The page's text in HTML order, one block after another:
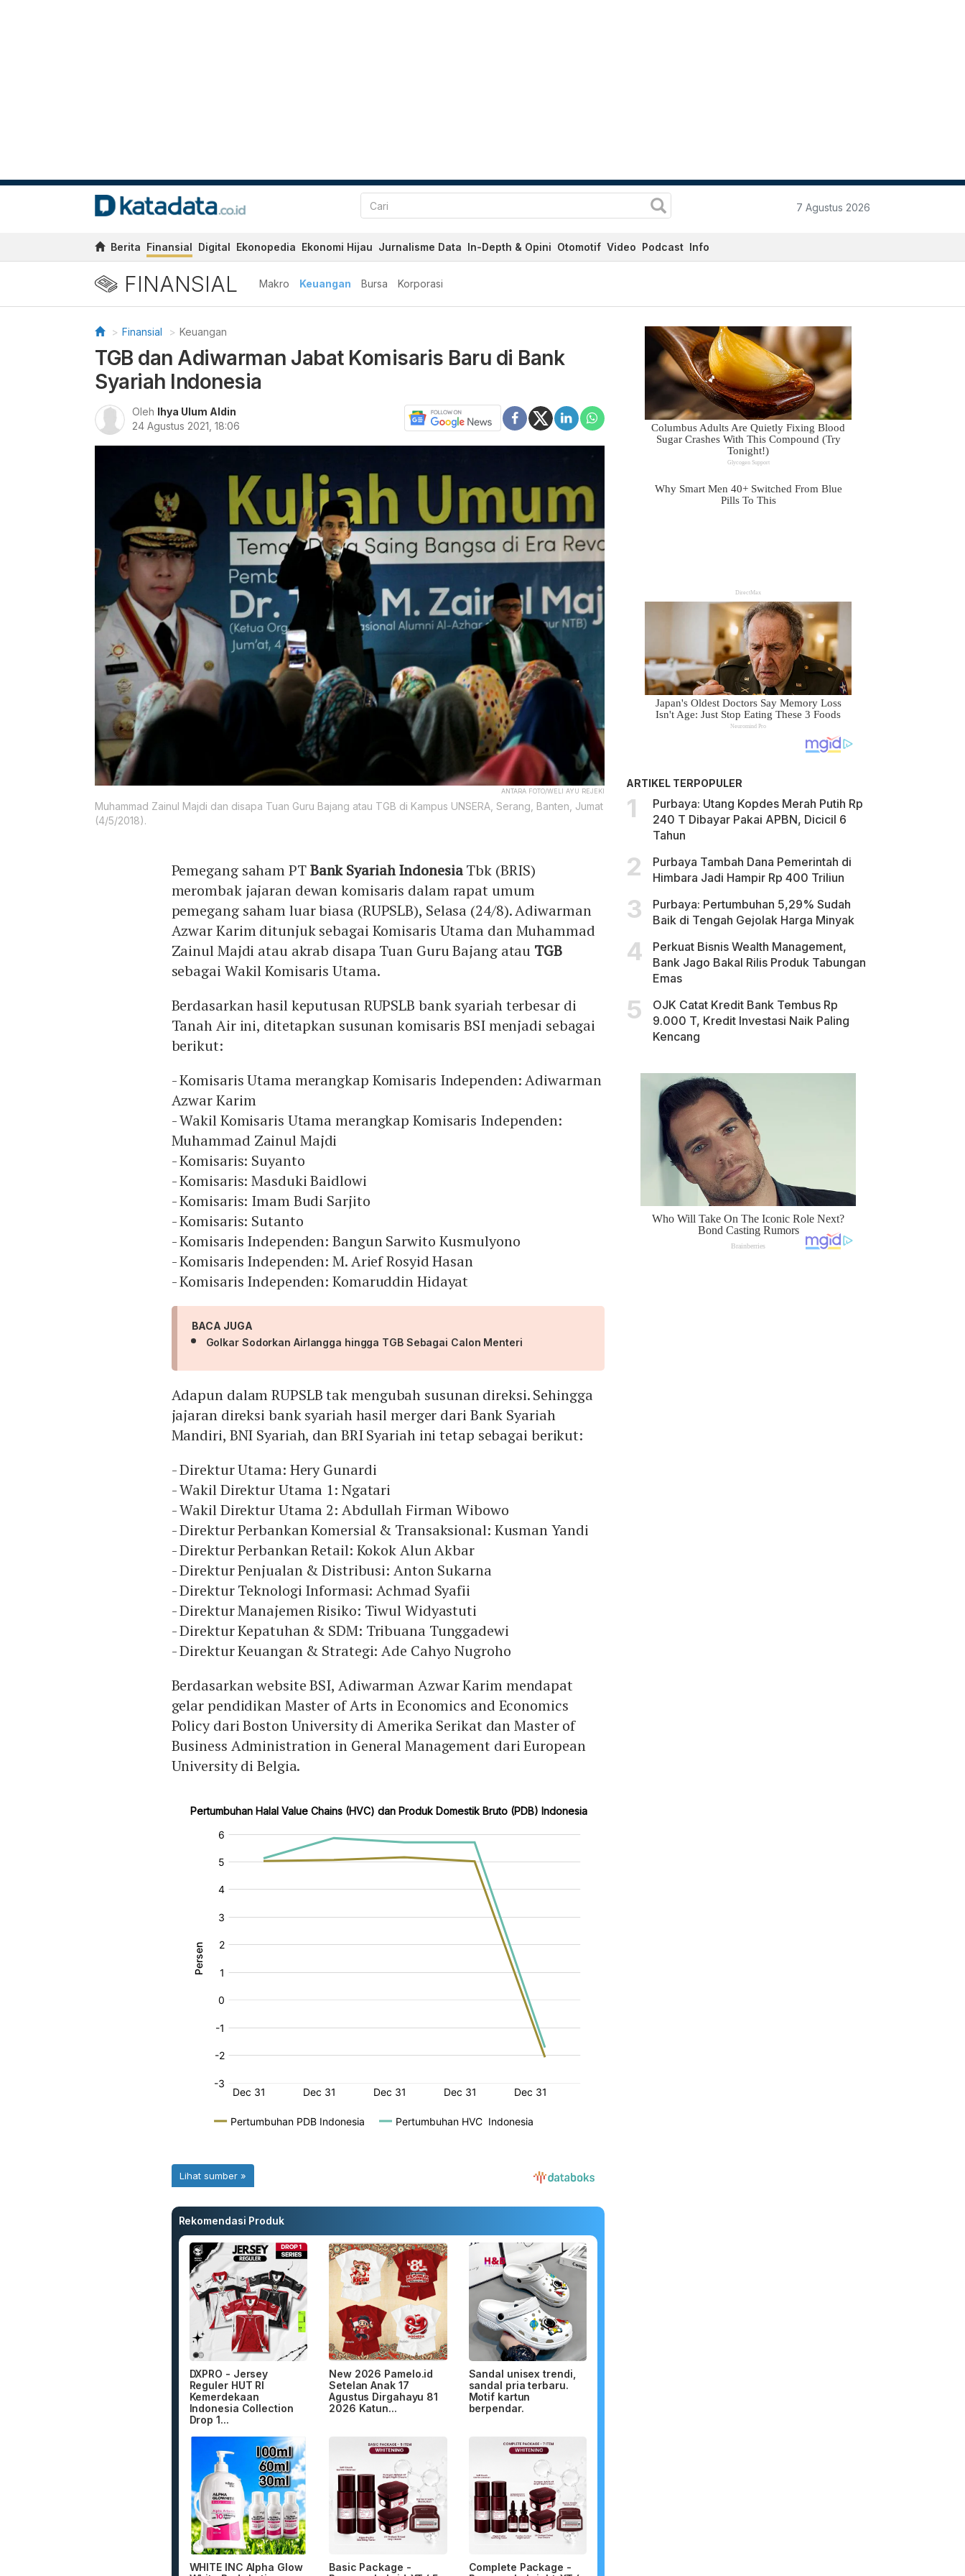
7 Agustus 2026
Berita Finansial Digital Ekonopedia Ekonomi Hijau Jurnalisme Data In-Depth & Opini Otomotif Video Podcast Info
FINANSIAL Makro Keuangan Bursa Korporasi
Finansial Keuangan
TGB dan Adiwarman Jabat Komisaris Baru di Bank
Syariah Indonesia
Oleh Ihya Ulum Aldin
24 Agustus 2021, 18:06
ANTARA FOTO/WELI AYU REJEKI
Muhammad Zainul Majdi dan disapa Tuan Guru Bajang atau TGB di Kampus UNSERA, Serang, Banten, Jumat
(4/5/2018).
Pemegang saham PTBank Syariah IndonesiaTbk (BRIS)
merombak jajaran dewan komisaris dalam rapat umum
pemegang saham luar biasa (RUPSLB), Selasa (24/8). Adiwarman
Azwar Karim ditunjuk sebagai Komisaris Utama dan Muhammad
Zainul Majdi atau akrab disapa Tuan Guru Bajang atau TGB
sebagai Wakil Komisaris Utama.
Berdasarkan hasil keputusan RUPSLB bank syariah terbesar di
Tanah Air ini, ditetapkan susunan komisaris BSI menjadi sebagai
berikut:
- Komisaris Utama merangkap Komisaris Independen: Adiwarman
Azwar Karim
- Wakil Komisaris Utama merangkap Komisaris Independen:
Muhammad Zainul Majdi
- Komisaris: Suyanto
- Komisaris: Masduki Baidlowi
- Komisaris: Imam Budi Sarjito
- Komisaris: Sutanto
- Komisaris Independen: Bangun Sarwito Kusmulyono
- Komisaris Independen: M. Arief Rosyid Hasan
- Komisaris Independen: Komaruddin Hidayat
BACA JUGA
Golkar Sodorkan Airlangga hingga TGB Sebagai Calon Menteri
Adapun dalam RUPSLB tak mengubah susunan direksi. Sehingga
jajaran direksi bank syariah hasil merger dari Bank Syariah
Mandiri, BNI Syariah, dan BRI Syariah ini tetap sebagai berikut:
- Direktur Utama: Hery Gunardi
- Wakil Direktur Utama 1: Ngatari
- Wakil Direktur Utama 2: Abdullah Firman Wibowo
- Direktur Perbankan Komersial & Transaksional: Kusman Yandi
- Direktur Perbankan Retail: Kokok Alun Akbar
- Direktur Penjualan & Distribusi: Anton Sukarna
- Direktur Teknologi Informasi: Achmad Syafii
- Direktur Manajemen Risiko: Tiwul Widyastuti
- Direktur Kepatuhan & SDM: Tribuana Tunggadewi
- Direktur Keuangan & Strategi: Ade Cahyo Nugroho
Berdasarkan website BSI, Adiwarman Azwar Karim mendapat
gelar pendidikan Master of Arts in Economics and Economics
Policy dari Boston University di Amerika Serikat dan Master of
Business Administration in General Management dari European
University di Belgia.
Rekomendasi Produk
DXPRO - Jersey
Reguler HUT RI
Kemerdekaan
Indonesia Collection
Drop 1...
New 2026 Pamelo.id
Setelan Anak 17
Agustus Dirgahayu 81
2026 Katun...
Sandal unisex trendi,
sandal pria terbaru.
Motif kartun
berpendar.
WHITE INC Alpha Glow
Basic Package -
Complete Package -
ARTIKEL TERPOPULER
Purbaya: Utang Kopdes Merah Putih Rp
240 T Dibayar Pakai APBN, Dicicil 6
Tahun
Purbaya Tambah Dana Pemerintah di
Himbara Jadi Hampir Rp 400 Triliun
Purbaya: Pertumbuhan 5,29% Sudah
Baik di Tengah Gejolak Harga Minyak
Perkuat Bisnis Wealth Management,
Bank Jago Bakal Rilis Produk Tabungan
Emas
OJK Catat Kredit Bank Tembus Rp
9.000 T, Kredit Investasi Naik Paling
Kencang